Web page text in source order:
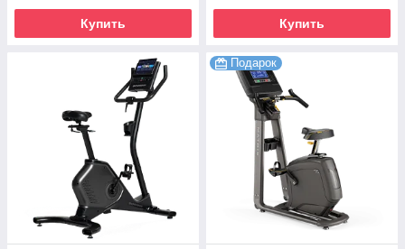
Купить Купить
Подарок